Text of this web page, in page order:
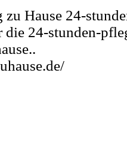
Hause 24-
24-stunden-